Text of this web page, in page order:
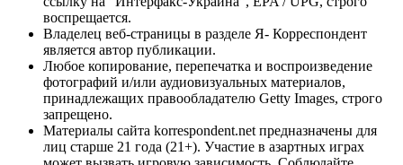
воспрещается.
Владелец веб-страницы в разделе Я- Корреспондент
является автор публикации.
Любое копирование, перепечатка и воспроизведение
фотографий и/или аудиовизуальных материалов,
принадлежащих правообладателю Getty Images, строго
запрещено.
Материалы сайта korrespondent.net предназначены для
лиц старше 21 года (21+). Участие в азартных играх